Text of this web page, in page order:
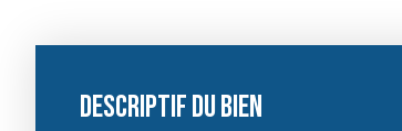
Descriptif du bien